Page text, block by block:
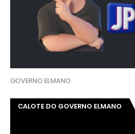
GOVERNO ELMANO
CALOTE DO GOVERNO ELMANO